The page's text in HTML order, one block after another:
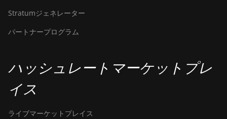
Stratumジェネレーター
パートナープログラム
ハッシュレートマーケットプレ
イス
ライブマーケットプレイス